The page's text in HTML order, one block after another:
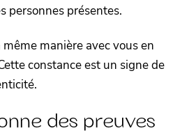
personnes présentes.
manière avec vous en
constance est un signe de
des preuves